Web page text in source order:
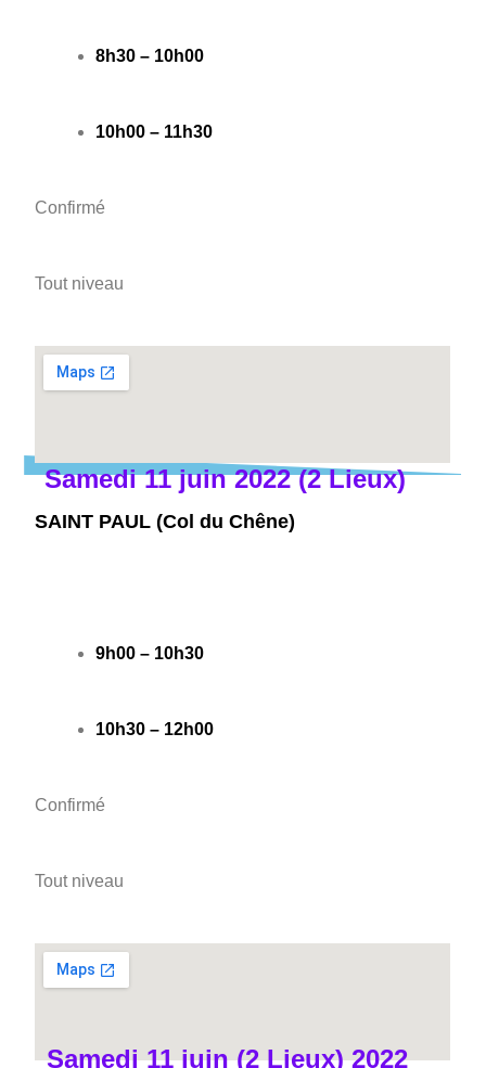
8h30 – 10h00
10h00 – 11h30
Confirmé
Tout niveau
Samedi 11 juin 2022 (2 Lieux)
SAINT PAUL (Col du Chêne)
9h00 – 10h30
10h30 – 12h00
Confirmé
Tout niveau
Samedi 11 juin (2 Lieux) 2022